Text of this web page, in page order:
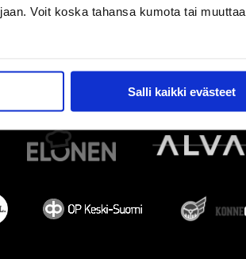
Voit koska tahansa kumota tai muuttaa
Salli kaikki evästeet